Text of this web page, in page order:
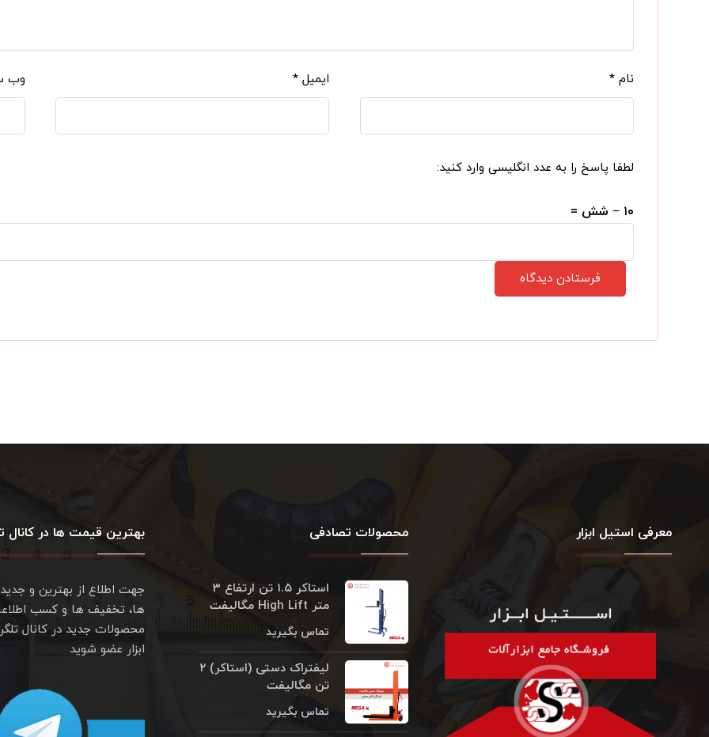
نام * ایمیل * وب‌
لطفا پاسخ را به عدد انگلیسی وارد کنید:
۱۰ − شش =
معرفی استیل ابزار محصولات تصادفی
استاکر ۱.۵ تن ارتفاع ۳
متر High Lift مگالیفت
تماس بگیرید
لیفتراک دستی (استاکر) ۲
تن مگالیفت
تماس بگیرید
بهترین قیمت ها در کانال
جهت اطلاع از بهترین و
ها، تخفیف ها و کسب
محصولات جدید در کانال
ابزار عضو شوید